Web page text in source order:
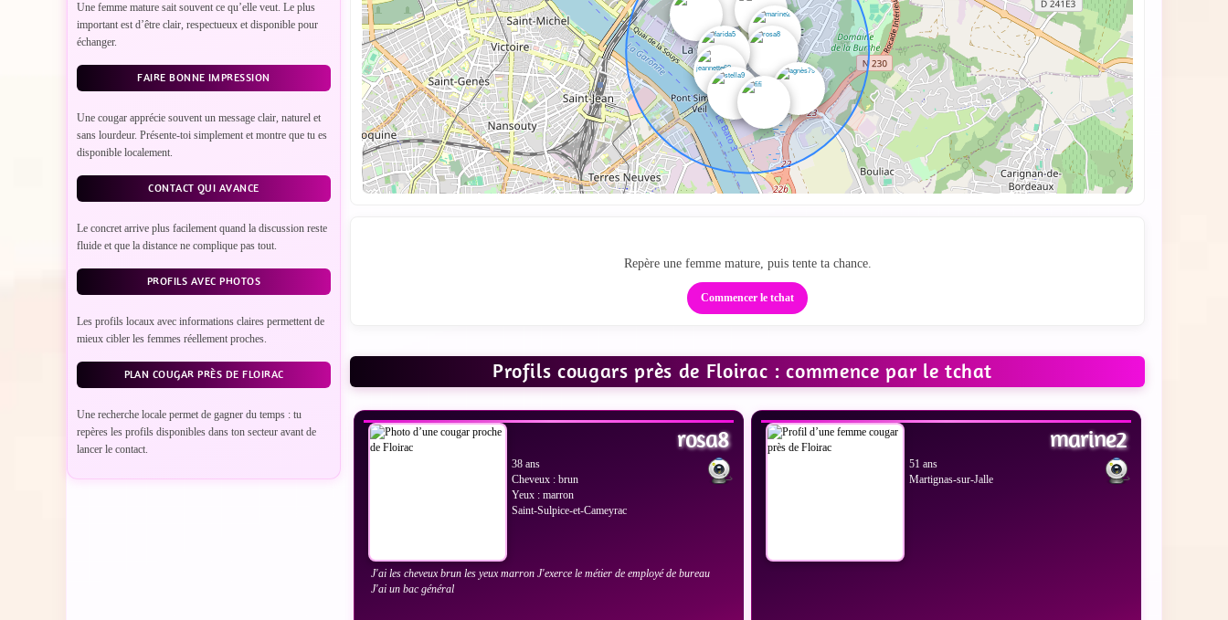
Une femme mature sait souvent ce qu’elle veut. Le plus
important est d’être clair, respectueux et disponible pour
échanger.
FAIRE BONNE IMPRESSION
Une cougar apprécie souvent un message clair, naturel et
sans lourdeur. Présente-toi simplement et montre que tu es
disponible localement.
CONTACT QUI AVANCE
Le concret arrive plus facilement quand la discussion reste
fluide et que la distance ne complique pas tout.
PROFILS AVEC PHOTOS
Les profils locaux avec informations claires permettent de
mieux cibler les femmes réellement proches.
PLAN COUGAR PRÈS DE FLOIRAC
Une recherche locale permet de gagner du temps : tu
repères les profils disponibles dans ton secteur avant de
lancer le contact.
Repère une femme mature, puis tente ta chance.
Commencer le tchat
Profils cougars près de Floirac : commence par le tchat
VOIR LES PHOTOS
rosa8
38 ans
Cheveux : brun
Yeux : marron
Saint-Sulpice-et-Cameyrac
J'ai les cheveux brun les yeux marron J'exerce le métier de employé de bureau
J'ai un bac général
VOIR LES PHOTOS
marine2
51 ans
Martignas-sur-Jalle